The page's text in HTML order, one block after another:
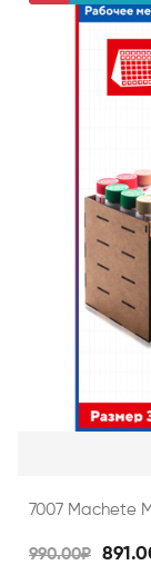
7007 Machete
990.00₽